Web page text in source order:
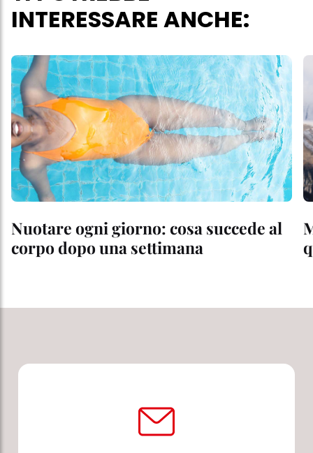
INTERESSARE ANCHE:
Nuotare ogni giorno: cosa succede al
corpo dopo una settimana